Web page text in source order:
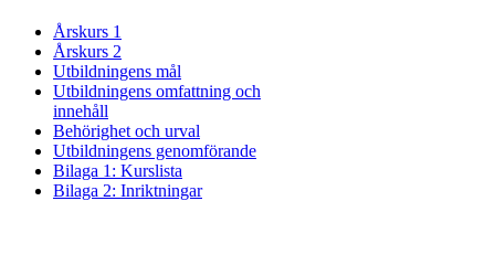
Årskurs 1
Årskurs 2
Utbildningens mål
Utbildningens omfattning och
innehåll
Behörighet och urval
Utbildningens genomförande
Bilaga 1: Kurslista
Bilaga 2: Inriktningar